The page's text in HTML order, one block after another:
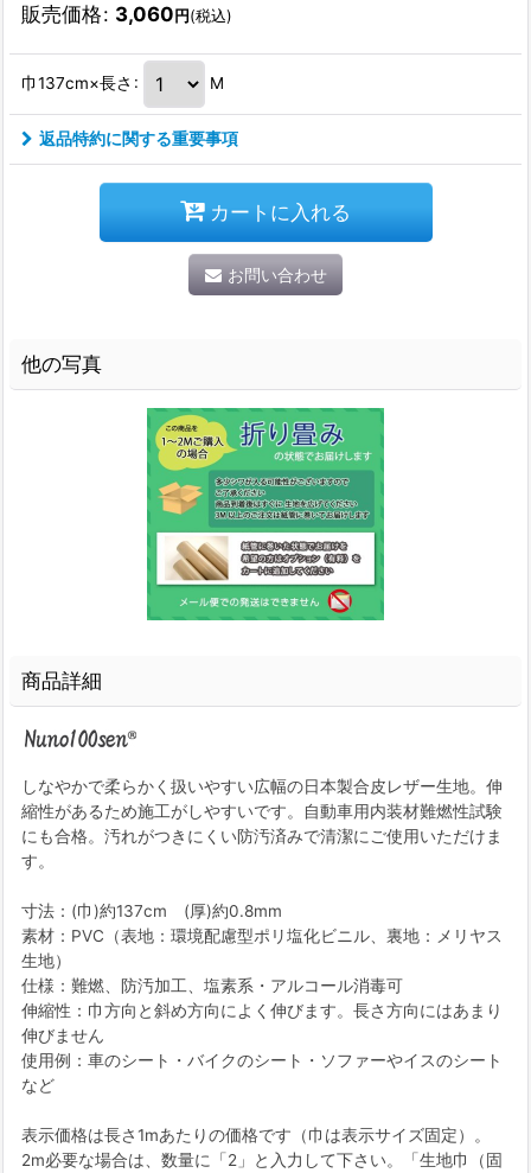
販売価格: 3,060円(税込)
巾137cm×長さ : M
返品特約に関する重要事項
カートに入れる
お問い合わせ
他の写真
商品詳細
しなやかで柔らかく扱いやすい広幅の日本製合皮レザー生地。伸
縮性があるため施工がしやすいです。自動車用内装材難燃性試験
にも合格。汚れがつきにくい防汚済みで清潔にご使用いただけま
す。
寸法：(巾)約137cm (厚)約0.8mm
素材：PVC（表地：環境配慮型ポリ塩化ビニル、裏地：メリヤス
生地）
仕様：難燃、防汚加工、塩素系・アルコール消毒可
伸縮性：巾方向と斜め方向によく伸びます。長さ方向にはあまり
伸びません
使用例：車のシート・バイクのシート・ソファーやイスのシート
など
表示価格は長さ1mあたりの価格です（巾は表示サイズ固定）。
2m必要な場合は、数量に「2」と入力して下さい。「生地巾（固